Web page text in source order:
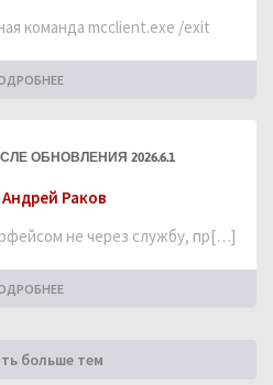
команда mcclient.exe /exit
ОБНОВЛЕНИЯ 2026.6.1
Андрей Раков
не через службу, пр[…]
больше тем